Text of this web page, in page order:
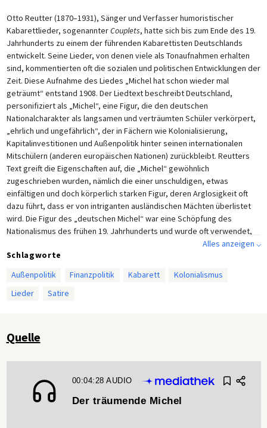
Otto Reutter (1870–1931), Sänger und Verfasser humoristischer
Kabarettlieder, sogenannterCouplets, hatte sich bis zum Ende des 19.
Jahrhunderts zu einem der führenden Kabarettisten Deutschlands
entwickelt. Seine Lieder, von denen viele als Tonaufnahmen erhalten
sind, kommentierten oft die sozialen und politischen Entwicklungen der
Zeit. Diese Aufnahme des Liedes „Michel hat schon wieder mal
geträumt“ entstand 1908. Der Liedtext beschreibt Deutschland,
personifiziert als „Michel“, eine Figur, die den deutschen
Nationalcharakter als langsamen und verträumten Schüler verkörpert,
„ehrlich und ungefährlich“, der in Fächern wie Kolonialisierung,
Kapitalinvestitionen und Außenpolitik hinter seinen internationalen
Mitschülern (anderen europäischen Nationen) zurückbleibt. Reutters
Text greift die Eigenschaften auf, die „Michel“ gewöhnlich
zugeschrieben wurden, nämlich die einer unschuldigen, etwas
einfältigen und doch körperlich starken Figur, deren Arglosigkeit oft
dazu führt, dass er von intriganten ausländischen Mächten überlistet
wird. Die Figur des „deutschen Michel“ war eine Schöpfung des
Nationalismus des frühen 19. Jahrhunderts und wurde oft verwendet,
um die Anständigkeit (und schläfrige Kraft) Deutschlands im Gegensatz
zur weltgewandteren und intriganten Natur von Nationen wie
enthält vier der sechs Originalstrophen des Liedes, die Deutschland zu
mehr Wettbewerb in der Kolonialpolitik zu drängen scheinen. Die
angesichts der aggressiven neuen Weltpolitik, die deutsche
Reichskanzler wie Bernhard von Bülow auf Geheiß Wilhelms II. in den
nationalistische Heißblütigkeit lustig.
Alles anzeigen ⌵
Schlagworte
Außenpolitik
Finanzpolitik Kabarett
Kolonialismus
Lieder
Satire
Quelle